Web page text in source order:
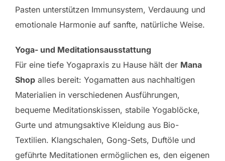
Pasten unterstützen Immunsystem, Verdauung und
emotionale Harmonie auf sanfte, natürliche Weise.
Yoga- und Meditationsausstattung
Für eine tiefe Yogapraxis zu Hause hält der Mana
Shop alles bereit: Yogamatten aus nachhaltigen
Materialien in verschiedenen Ausführungen,
bequeme Meditationskissen, stabile Yogablöcke,
Gurte und atmungsaktive Kleidung aus Bio-
Textilien. Klangschalen, Gong-Sets, Duftöle und
geführte Meditationen ermöglichen es, den eigenen